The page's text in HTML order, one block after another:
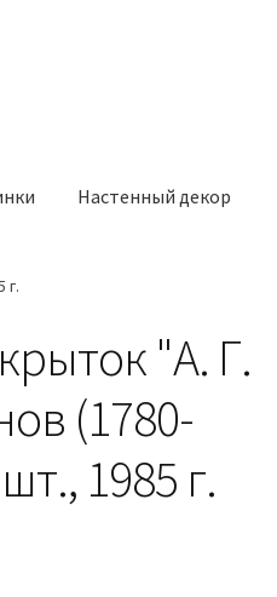
Настенный декор
г.
"А. Г.
(1780-
1985 г.